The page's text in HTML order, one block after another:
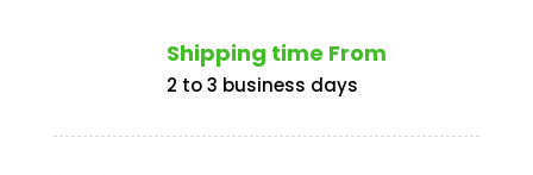
Shipping time From
2 to 3 business days